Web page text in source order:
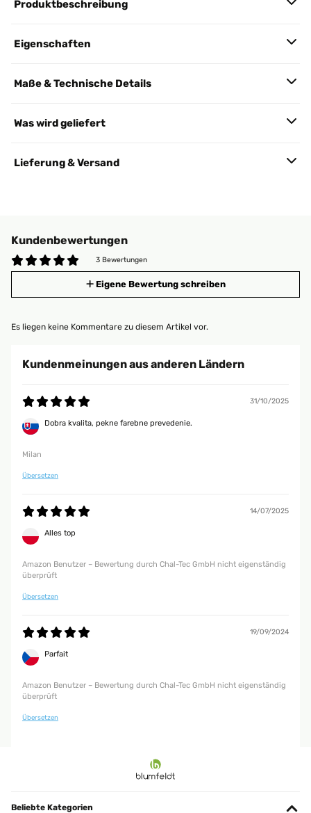
Produktbeschreibung
Eigenschaften
Maße & Technische Details
Was wird geliefert
Lieferung & Versand
Kundenbewertungen
3 Bewertungen
Eigene Bewertung schreiben
Es liegen keine Kommentare zu diesem Artikel vor.
Kundenmeinungen aus anderen Ländern
31/10/2025
Dobra kvalita, pekne farebne prevedenie.
Milan
Übersetzen
14/07/2025
Alles top
Amazon Benutzer – Bewertung durch Chal-Tec GmbH nicht eigenständig
überprüft
Übersetzen
19/09/2024
Parfait
Amazon Benutzer – Bewertung durch Chal-Tec GmbH nicht eigenständig
überprüft
Übersetzen
Beliebte Kategorien